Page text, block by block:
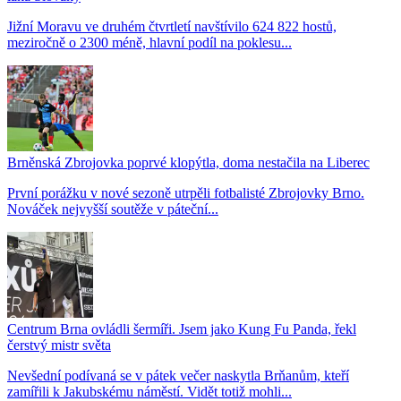
Jižní Moravu ve druhém čtvrtletí navštívilo 624 822 hostů,
meziročně o 2300 méně, hlavní podíl na poklesu...
Brněnská Zbrojovka poprvé klopýtla, doma nestačila na Liberec
První porážku v nové sezoně utrpěli fotbalisté Zbrojovky Brno.
Nováček nejvyšší soutěže v páteční...
Centrum Brna ovládli šermíři. Jsem jako Kung Fu Panda, řekl
čerstvý mistr světa
Nevšední podívaná se v pátek večer naskytla Brňanům, kteří
zamířili k Jakubskému náměstí. Vidět totiž mohli...